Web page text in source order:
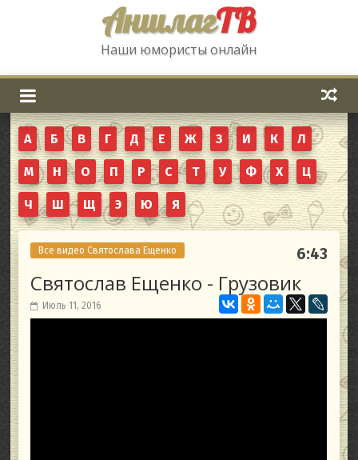
АншлагТВ
Наши юмористы онлайн
А Б В Г Д Е Ж З И К Л
М Н О П Р С Т У Ф Х Ц
Ч Ш Щ Э Ю Я
Все видео Святослава Ещенко 6:43
Святослав Ещенко - Грузовик
Июль 11, 2016